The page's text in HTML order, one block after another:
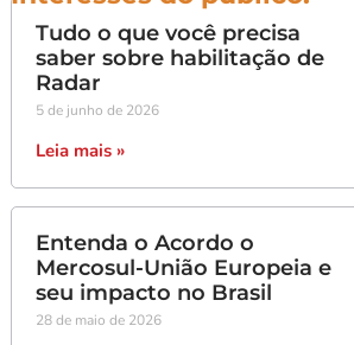
Tudo o que você precisa
saber sobre habilitação de
Radar
5 de junho de 2026
Leia mais »
Entenda o Acordo o
Mercosul-União Europeia e
seu impacto no Brasil
28 de maio de 2026